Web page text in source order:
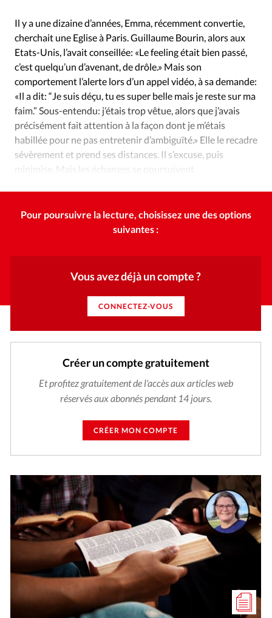
Opinions
Publireportage
Relations Aujourd'hui
Société
Tour du monde des Eglises
Trait d'Ixène
Vécu
Vie Intérieure
Il y a une dizaine d’années, Emma, récemment convertie,
cherchait une Eglise à Paris. Guillaume Bourin, alors aux
Etats-Unis, l’avait conseillée: «Le feeling était bien passé,
c’est quelqu’un d’avenant, de drôle.» Mais son
comportement l’alerte lors d’un appel vidéo, à sa demande:
«Il a dit: “Je suis déçu, tu es super belle mais je reste sur ma
faim.” Sous-entendu: j’étais trop vêtue, alors que j’avais
précisément fait attention à la façon dont je m’étais
habillée pour ne pas entretenir d’ambiguïté.» Elle le recadre
sévèrement et prend ses distances. Il s’excuse, puis
minimise. Mais les échanges se poursuivent.
Pour poursuivre la lecture, choisissez une des options
suivantes :
Vous avez déjà un compte ?
CONNECTEZ-VOUS
Créer un compte gratuitement
Et profitez gratuitement de l'accès aux articles web
réservés aux abonnés pendant 14 jours.
CRÉER MON COMPTE